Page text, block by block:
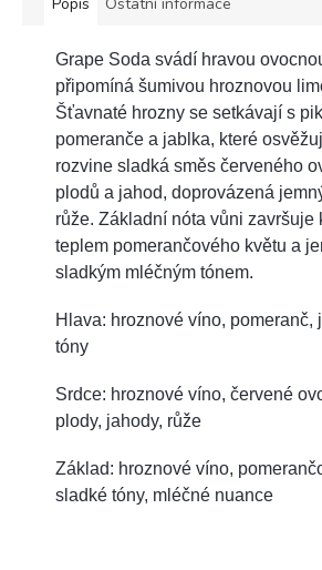
Grape Soda svádí hravou
připomíná šumivou hroznovou
Šťavnaté hrozny se setkávají s
pomeranče a jablka, které
rozvine sladká směs červeného
plodů a jahod, doprovázená
růže. Základní nóta vůni završuje
teplem pomerančového květu a
sladkým mléčným tónem.
Hlava: hroznové víno, pomeranč,
tóny
Srdce: hroznové víno, červené
plody, jahody, růže
Základ: hroznové víno,
sladké tóny, mléčné nuance